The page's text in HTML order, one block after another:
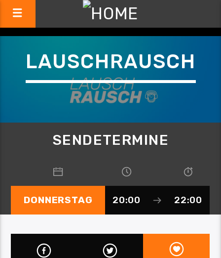
LAUSCHRAUSCH
SENDETERMINE
DONNERSTAG 20:00 22:00